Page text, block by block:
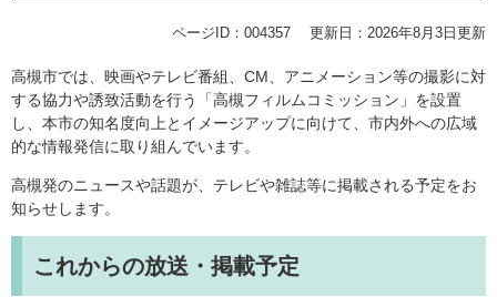
ページID：004357 更新日：2026年8月3日更新
高槻市では、映画やテレビ番組、CM、アニメーション等の撮影に対
する協力や誘致活動を行う「高槻フィルムコミッション」を設置
し、本市の知名度向上とイメージアップに向けて、市内外への広域
的な情報発信に取り組んでいます。
高槻発のニュースや話題が、テレビや雑誌等に掲載される予定をお
知らせします。
これからの放送・掲載予定